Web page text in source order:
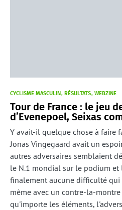
CYCLISME MASCULIN RÉSULTATS WEBZINE
Tour de France : le jeu
d’Evenepoel, Seixas
Y avait-il quelque chose à faire
Jonas Vingegaard avait un
autres adversaires semblaient
le N.1 mondial sur le podium et
finalement aucune difficulté qui
même avec un contre-la-
qu'importe les éléments,